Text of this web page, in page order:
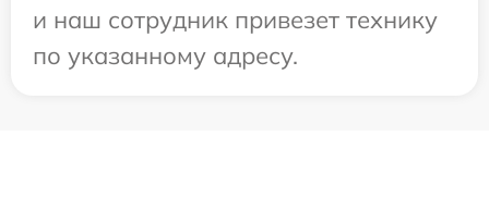
и наш сотрудник привезет технику
по указанному адресу.